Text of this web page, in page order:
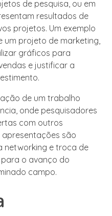
de pesquisa, ou em
resultados de
projetos. Um exemplo
projeto de marketing,
gráficos para
e justificar a
de um trabalho
onde pesquisadores
com outros
apresentações são
networking e troca de
o avanço do
campo.